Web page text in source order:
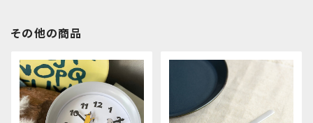
その他の商品